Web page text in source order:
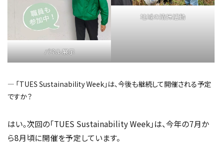
パネル展示
地域の清掃活動
― 「TUES Sustainability Week」は、今後も継続して開催される予定
ですか？
はい。次回の「TUES Sustainability Week」は、今年の7月か
ら8月頃に開催を予定しています。